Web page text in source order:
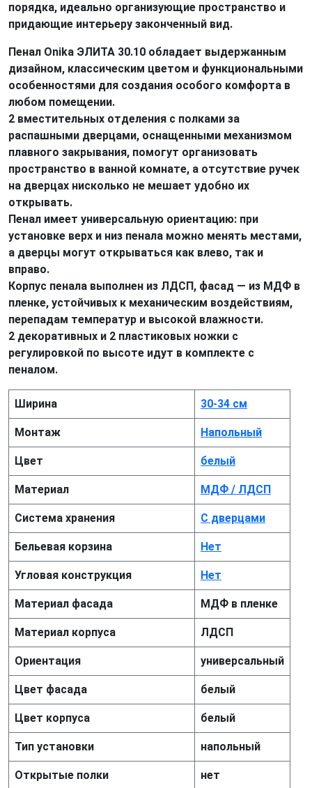
порядка, идеально организующие пространство и
придающие интерьеру законченный вид.
Пенал Onika ЭЛИТА 30.10 обладает выдержанным
дизайном, классическим цветом и функциональными
особенностями для создания особого комфорта в
любом помещении.
2 вместительных отделения с полками за
распашными дверцами, оснащенными механизмом
плавного закрывания, помогут организовать
пространство в ванной комнате, а отсутствие ручек
на дверцах нисколько не мешает удобно их
открывать.
Пенал имеет универсальную ориентацию: при
установке верх и низ пенала можно менять местами,
а дверцы могут открываться как влево, так и
вправо.
Корпус пенала выполнен из ЛДСП, фасад — из МДФ в
пленке, устойчивых к механическим воздействиям,
перепадам температур и высокой влажности.
2 декоративных и 2 пластиковых ножки с
регулировкой по высоте идут в комплекте с
пеналом.
Ширина 30-34 см
Монтаж Напольный
Цвет белый
Материал МДФ / ЛДСП
Система хранения С дверцами
Бельевая корзина Нет
Угловая конструкция Нет
Материал фасада МДФ в пленке
Материал корпуса ЛДСП
Ориентация универсальный
Цвет фасада белый
Цвет корпуса белый
Тип установки напольный
Открытые полки нет